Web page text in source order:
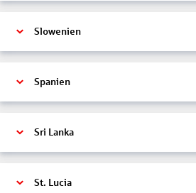
Slowenien
Spanien
Sri Lanka
St. Lucia